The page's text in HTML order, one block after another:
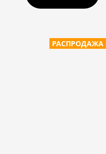
РАСПРОДАЖА